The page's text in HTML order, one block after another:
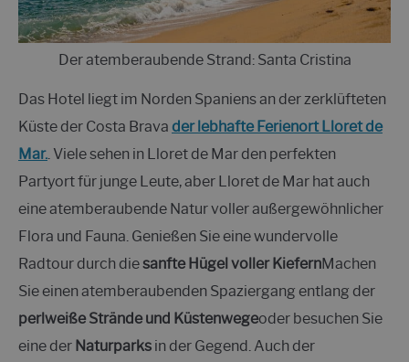
Der atemberaubende Strand: Santa Cristina
Das Hotel liegt im Norden Spaniens an der zerklüfteten
Küste der Costa Brava der lebhafte Ferienort Lloret de
Mar.. Viele sehen in Lloret de Mar den perfekten
Partyort für junge Leute, aber Lloret de Mar hat auch
eine atemberaubende Natur voller außergewöhnlicher
Flora und Fauna. Genießen Sie eine wundervolle
Radtour durch diesanfte Hügel voller KiefernMachen
Sie einen atemberaubenden Spaziergang entlang der
perlweiße Strände und Küstenwegeoder besuchen Sie
eine der Naturparks in der Gegend. Auch der